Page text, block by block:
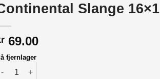
Slange
69.00
fjernlager
Continental Slange 16x1,75, ventil schrader